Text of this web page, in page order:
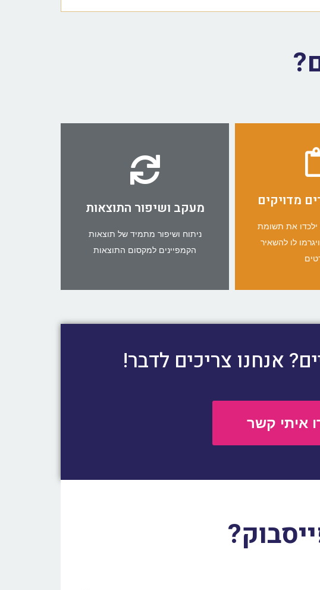
מדויקים
ילכדו את תשומת
לו להשאיר
מדויקים
ופוסטים
כמו גם
מעקב ושיפור התוצאות
ניתוח ושיפור מתמיד של תוצאות
הקמפיינים למקסום התוצאות
דוחות ניתוח ושיפור
מאפשר לנו לבחון ולשפר את הטרגוט
התוצאות ולהנגיש לקהל היעד
קמפיינים ממוקדים ורווחיים.
אנחנו צריכים לדבר!
איתי קשר